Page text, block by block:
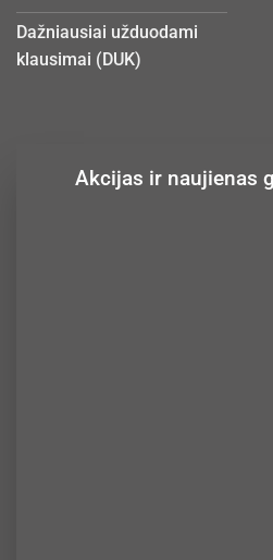
Dažniausiai užduodami
klausimai (DUK)
Akcijas ir naujienas